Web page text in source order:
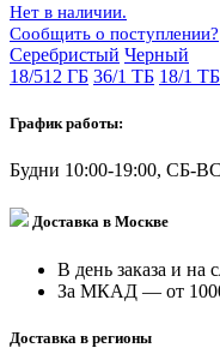
Нет в наличии.
Сообщить о поступлении?
Серебристый Черный
18/512 ГБ 36/1 ТБ 18/1 ТБ
График работы:
Будни 10:00-19:00, СБ-
Доставка в Москве
В день заказа и на
За МКАД — от
Доставка в регионы